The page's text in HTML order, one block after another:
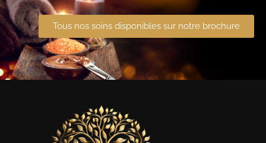
Tous nos soins disponibles sur notre brochure